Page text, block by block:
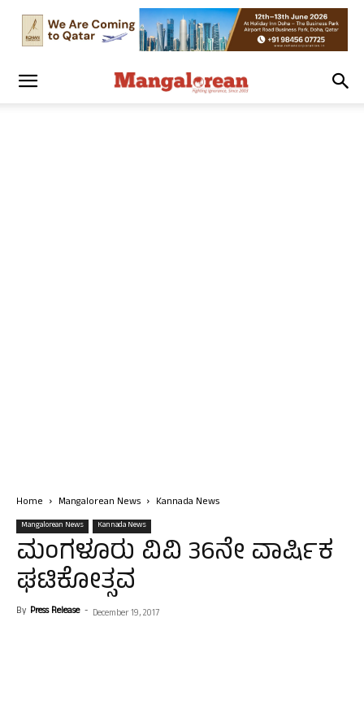
Home Mangalorean News Kannada News
Mangalorean News Kannada News
ಮಂಗಳೂರು ವಿವಿ 36ನೇ ವಾರ್ಷಿಕ
ಘಟಿಕೋತ್ಸವ
By Press Release - December 19, 2017